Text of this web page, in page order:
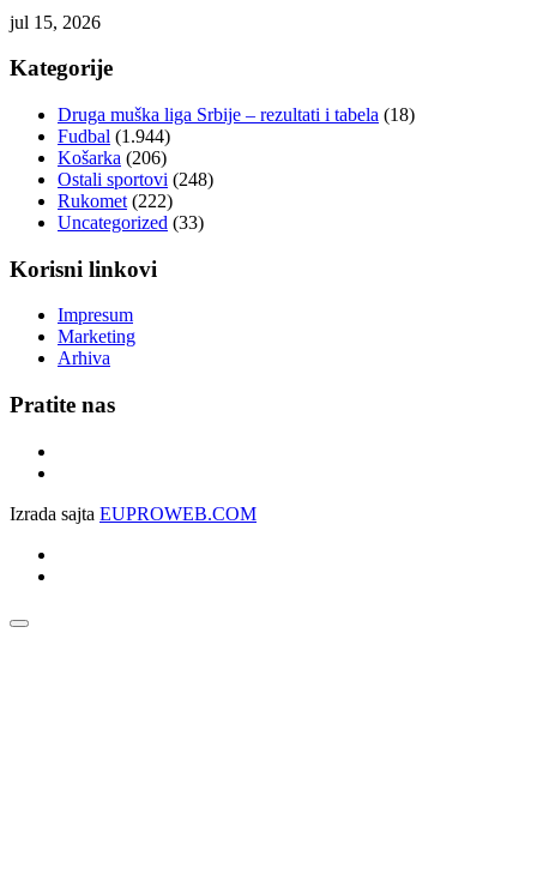
jul 15, 2026
Kategorije
Druga muška liga Srbije – rezultati i tabela (18)
Fudbal (1.944)
Košarka (206)
Ostali sportovi (248)
Rukomet (222)
Uncategorized (33)
Korisni linkovi
Impresum
Marketing
Arhiva
Pratite nas
Izrada sajta EUPROWEB.COM